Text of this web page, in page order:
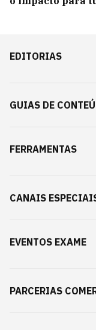
EDITORIAS
GUIAS DE
FERRAMENTAS
CANAIS
EVENTOS EXAME
PARCERIAS